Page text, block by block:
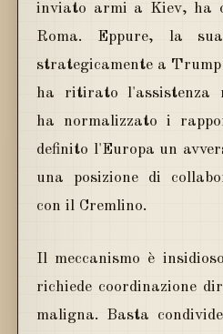
inviato armi a Kiev, ha
Roma. Eppure, la
strategicamente a
ha ritirato l'assistenza
ha normalizzato i
definito l'Europa un
una posizione di
con il Cremlino.
Il meccanismo è
richiede coordinazione
maligna. Basta